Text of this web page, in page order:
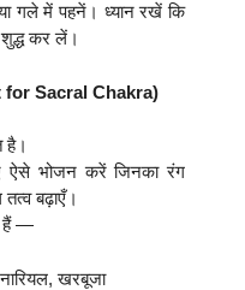
गले में पहनें। ध्यान रखें कि
शुद्ध कर लें।
for Sacral Chakra)
है।
भोजन करें जिनका रंग
बढ़ाएँ।
हैं —
खरबूजा